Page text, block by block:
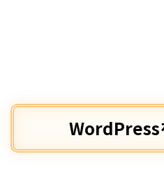
WordPress